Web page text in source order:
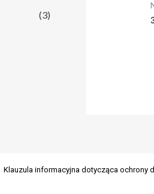
(3)
Klauzula informacyjna dotycząca ochrony